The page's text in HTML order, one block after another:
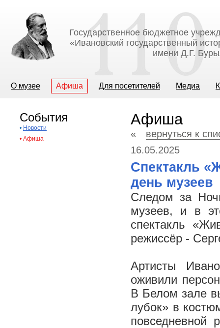
Государственное бюджетное
«Ивановский государственный
имени Д.Г.
О музее Афиша Для посетителей Медиа
События
• Новости
• Афиша
Афиша
« вернуться к
16.05.2025
Спектакль
день музеев
Следом за
музеев, и в
спектакль
режиссёр -
Артисты
оживили
В Белом зале
лубок» в
повседневной